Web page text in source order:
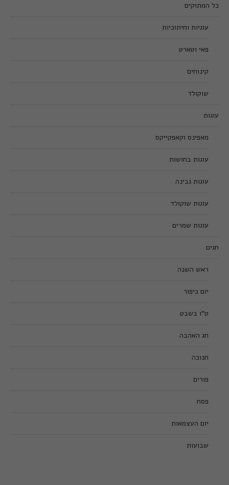
כל המתוקים
עוגיות וחיתוכיות
פאי וטארט
קינוחים
שוקולד
עוגות
מאפינס וקאפקייקס
עוגות בחושות
עוגות גבינה
עוגות שוקולד
עוגות שמרים
חגים
ראש השנה
יום כיפור
ט”ו בשבט
חג האהבה
חנוכה
פורים
פסח
יום העצמאות
שבועות